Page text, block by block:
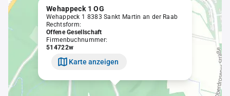
Wehappeck 1 OG
Wehappeck 1 8383 Sankt Martin an der Raab
Rechtsform:
Offene Gesellschaft
Firmenbuchnummer:
514722w
Karte anzeigen